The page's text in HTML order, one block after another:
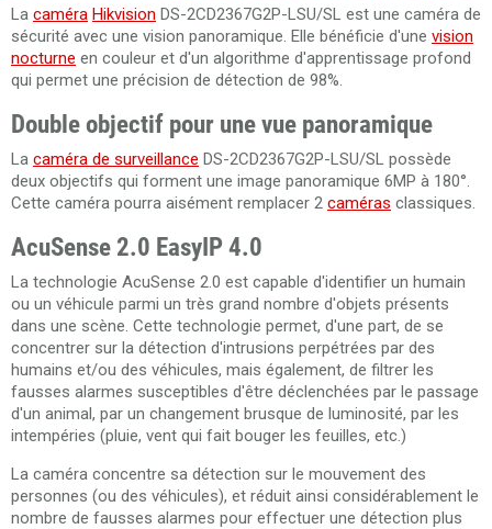
La caméra Hikvision DS-2CD2367G2P-LSU/SL est une caméra de
sécurité avec une vision panoramique. Elle bénéficie d'une vision
nocturne en couleur et d'un algorithme d'apprentissage profond
qui permet une précision de détection de 98%.
Double objectif pour une vue panoramique
La caméra de surveillance DS-2CD2367G2P-LSU/SL possède
deux objectifs qui forment une image panoramique 6MP à 180°.
Cette caméra pourra aisément remplacer 2 caméras classiques.
AcuSense 2.0 EasyIP 4.0
La technologie AcuSense 2.0 est capable d'identifier un humain
ou un véhicule parmi un très grand nombre d'objets présents
dans une scène. Cette technologie permet, d'une part, de se
concentrer sur la détection d'intrusions perpétrées par des
humains et/ou des véhicules, mais également, de filtrer les
fausses alarmes susceptibles d'être déclenchées par le passage
d'un animal, par un changement brusque de luminosité, par les
intempéries (pluie, vent qui fait bouger les feuilles, etc.)
La caméra concentre sa détection sur le mouvement des
personnes (ou des véhicules), et réduit ainsi considérablement le
nombre de fausses alarmes pour effectuer une détection plus